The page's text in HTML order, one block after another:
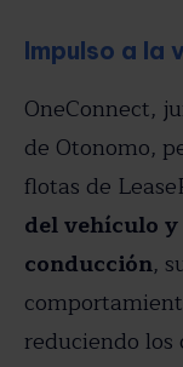
Impulso a la
OneConnect,
de Otonomo,
flotas de
del vehículo
conducción,
reduciendo